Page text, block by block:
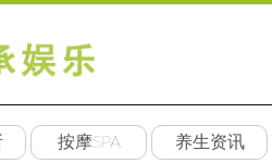
按摩SPA 养生资讯